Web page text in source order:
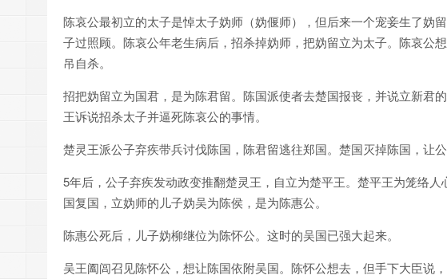
陈哀公最初立的太子是悼太子妫师（妫偃师），但后来一个宠妾生了妫
子过照顾。陈哀公年老生病后，招杀掉妫师，把妫留立为太子。陈哀公
吊自杀。
招把妫留立为国君，是为陈君留。陈国派使者去楚国报丧，并说立新君
王诉说招杀太子并逼死陈哀公的事情。
楚灵王派公子弃疾带兵讨伐陈国，陈君留逃往郑国。楚国灭掉陈国，让公
5年后，公子弃疾发动政变推翻楚灵王，自立为楚平王。楚平王为笼络
国复国，立妫师的儿子妫吴为陈侯，是为陈惠公。
陈惠公死后，儿子妫柳继位为陈怀公。这时的吴国已强大起来。
吴王阖闾召见陈怀公，想让陈国依附吴国。陈怀公想去，但手下大臣说